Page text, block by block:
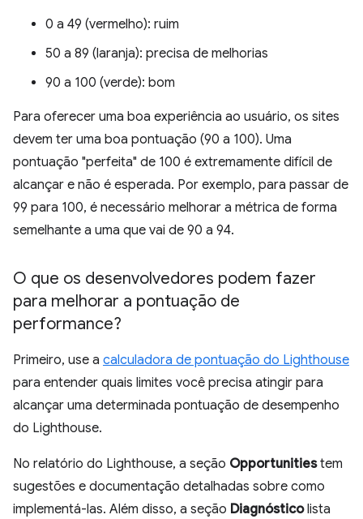
0 a 49 (vermelho): ruim
50 a 89 (laranja): precisa de melhorias
90 a 100 (verde): bom
Para oferecer uma boa experiência ao usuário, os sites
devem ter uma boa pontuação (90 a 100). Uma
pontuação "perfeita" de 100 é extremamente difícil de
alcançar e não é esperada. Por exemplo, para passar de
99 para 100, é necessário melhorar a métrica de forma
semelhante a uma que vai de 90 a 94.
O que os desenvolvedores podem fazer
para melhorar a pontuação de
performance?
Primeiro, use a calculadora de pontuação do Lighthouse
para entender quais limites você precisa atingir para
alcançar uma determinada pontuação de desempenho
do Lighthouse.
No relatório do Lighthouse, a seção Opportunitiestem
sugestões e documentação detalhadas sobre como
implementá-las. Além disso, a seção Diagnósticolista